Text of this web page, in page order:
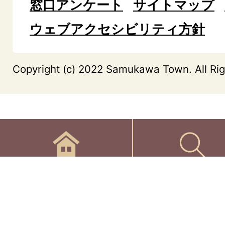
窓口アンケート サイトマップ
ウェブアクセシビリティ方針
Copyright (c) 2022 Samukawa Town. All